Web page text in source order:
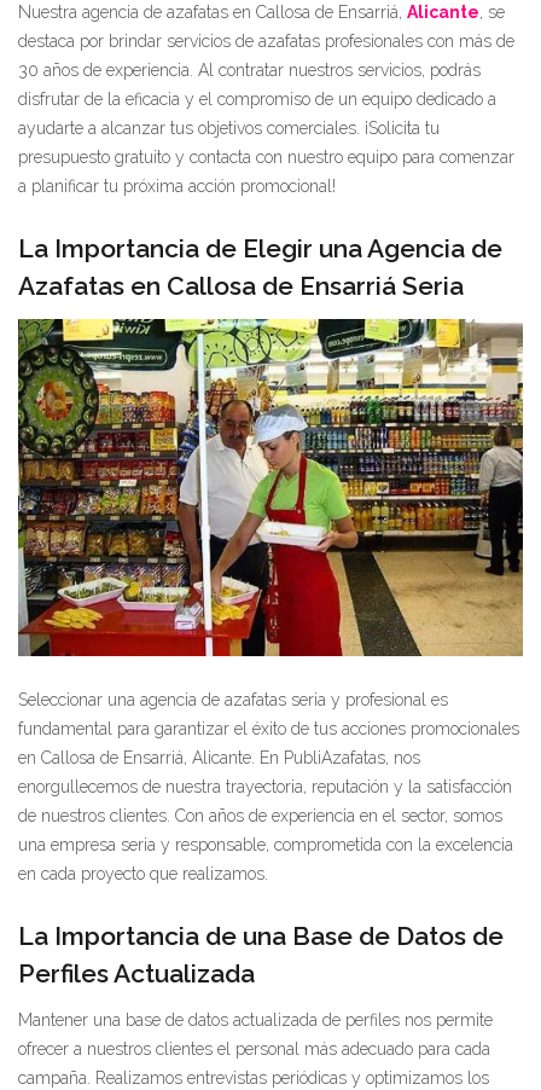
Nuestra agencia de azafatas en Callosa de Ensarriá, Alicante , se
destaca por brindar servicios de azafatas profesionales con más de
30 años de experiencia. Al contratar nuestros servicios, podrás
disfrutar de la eficacia y el compromiso de un equipo dedicado a
ayudarte a alcanzar tus objetivos comerciales. ¡Solicita tu
presupuesto gratuito y contacta con nuestro equipo para comenzar
a planificar tu próxima acción promocional!
La Importancia de Elegir una Agencia de
Azafatas en Callosa de Ensarriá Seria
Seleccionar una agencia de azafatas seria y profesional es
fundamental para garantizar el éxito de tus acciones promocionales
en Callosa de Ensarriá, Alicante. En PubliAzafatas, nos
enorgullecemos de nuestra trayectoria, reputación y la satisfacción
de nuestros clientes. Con años de experiencia en el sector, somos
una empresa seria y responsable, comprometida con la excelencia
en cada proyecto que realizamos.
La Importancia de una Base de Datos de
Perfiles Actualizada
Mantener una base de datos actualizada de perfiles nos permite
ofrecer a nuestros clientes el personal más adecuado para cada
campaña. Realizamos entrevistas periódicas y optimizamos los